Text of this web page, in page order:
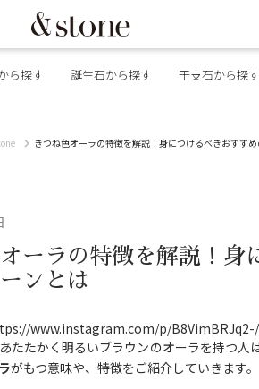
ら探す 誕生石から探す 干支石から探す
きつね色オーラの特徴を解説！身につけるべきおすす
ーラの特徴を解説！身
ンとは
www.instagram.com/p/
たたかく明るいブラウンのオーラを持つ人
がもつ意味や、特徴をご紹介していきます。